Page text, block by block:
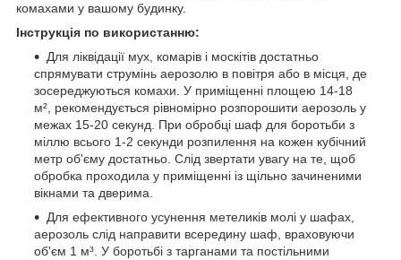
комахами у вашому будинку.
Інструкція по використанню:
Для ліквідації мух, комарів і москітів достатньо
спрямувати струмінь аерозолю в повітря або в місця, де
зосереджуються комахи. У приміщенні площею 14-18
м², рекомендується рівномірно розпорошити аерозоль у
межах 15-20 секунд. При обробці шаф для боротьби з
міллю всього 1-2 секунди розпилення на кожен кубічний
метр об'єму достатньо. Слід звертати увагу на те, щоб
обробка проходила у приміщенні із щільно зачиненими
вікнами та дверима.
Для ефективного усунення метеликів молі у шафах,
аерозоль слід направити всередину шаф, враховуючи
об'єм 1 м³. У боротьбі з тарганами та постільними